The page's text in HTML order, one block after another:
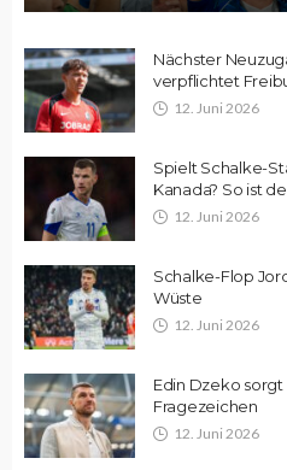
Nächster
verpflichtet
12. Juni 2026
Spielt Schalke-
Kanada? So ist
12. Juni 2026
Schalke-Flop
Wüste
12. Juni 2026
Edin Dzeko
Fragezeichen
12. Juni 2026